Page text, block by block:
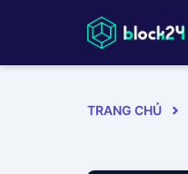
TRANG CHỦ